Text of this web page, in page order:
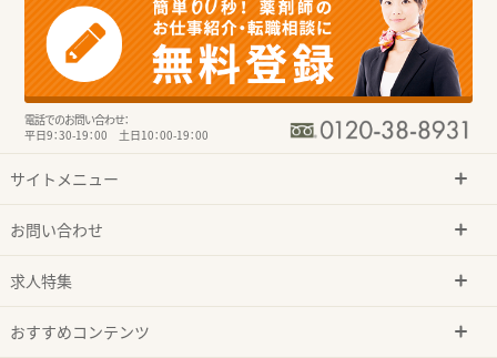
電話でのお問い合わせ：
平日9：30-19：00 土日10：00-19：00
サイトメニュー
お問い合わせ
求人特集
おすすめコンテンツ